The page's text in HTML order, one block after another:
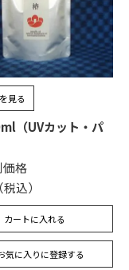
見る
（UVカット・パ
価格
カートに入れる
気に入りに登録する